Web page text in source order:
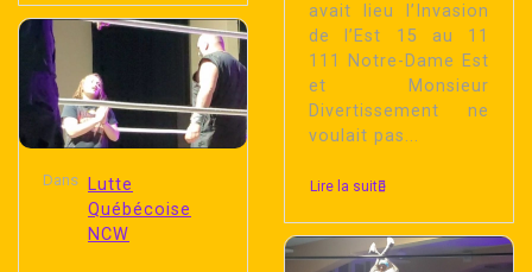
Dans
Lutte
Québécoise
NCW
avait lieu l’Invasion
de l’Est 15 au 11
111 Notre-Dame Est
et Monsieur
Divertissement ne
voulait pas...
Lire la suite